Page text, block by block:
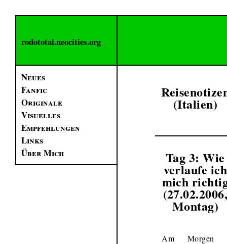
rodototal.neocities.org
Neues
Fanfic
Originale
Visuelles
Empfehlungen
Links
Über Mich
(Italien)
Tag 3: Wie
verlaufe ich
mich
Montag)
Am Morgen